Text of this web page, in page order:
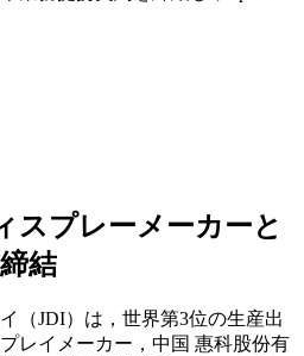
スプレーメーカーと
結
（JDI）は，世界第3位の生産出
レイメーカー，中国 惠科股份有